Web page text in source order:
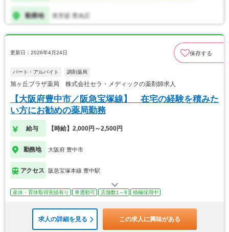
更新日：2026年4月24日 保存する
パート・アルバイト 調剤薬局
旭ヶ丘プラザ薬局 株式会社セラ・メディックの薬剤師求人
【大阪府豊中市／阪急宝塚線】 在宅の経験を積みた
い方にお勧めの薬局勤務
給与 【時給】2,000円～2,500円
勤務地 大阪府 豊中市
アクセス 阪急宝塚本線 豊中駅
産休・育休取得実績有り 車通勤可 店舗数1～9 積極採用中
求人の詳細を見る この求人に興味がある